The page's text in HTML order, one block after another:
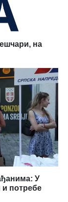
на
У
и потребе